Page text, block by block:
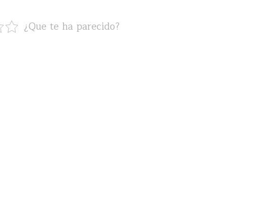
¿Que te ha parecido?